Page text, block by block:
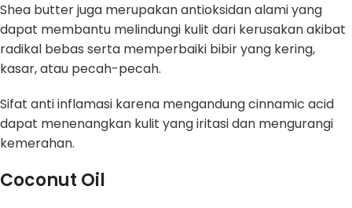
Shea butter juga merupakan antioksidan alami yang
dapat membantu melindungi kulit dari kerusakan akibat
radikal bebas serta memperbaiki bibir yang kering,
kasar, atau pecah-pecah.
Sifat anti inflamasi karena mengandung cinnamic acid
dapat menenangkan kulit yang iritasi dan mengurangi
kemerahan.
Coconut Oil